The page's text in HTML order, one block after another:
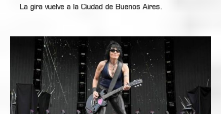
La gira vuelve a la Ciudad de Buenos Aires.